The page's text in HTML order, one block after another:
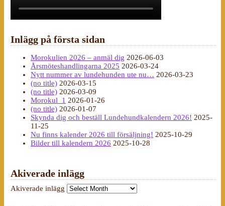
Inlägg på första sidan
Morokulien 2026 – anmäl dig 2026-06-03
Årsmöteshandlingarna 2025 2026-03-24
Nytt nummer av lundehunden ute nu… 2026-03-23
(no title) 2026-03-15
(no title) 2026-03-09
Morokul_1 2026-01-26
(no title) 2026-01-07
Skynda dig och beställ Lundehundkalendern 2026! 2025-
11-25
Nu finns kalender 2026 till försäljning! 2025-10-29
Bilder till kalendern 2026 2025-10-28
Akiverade inlägg
Akiverade inlägg